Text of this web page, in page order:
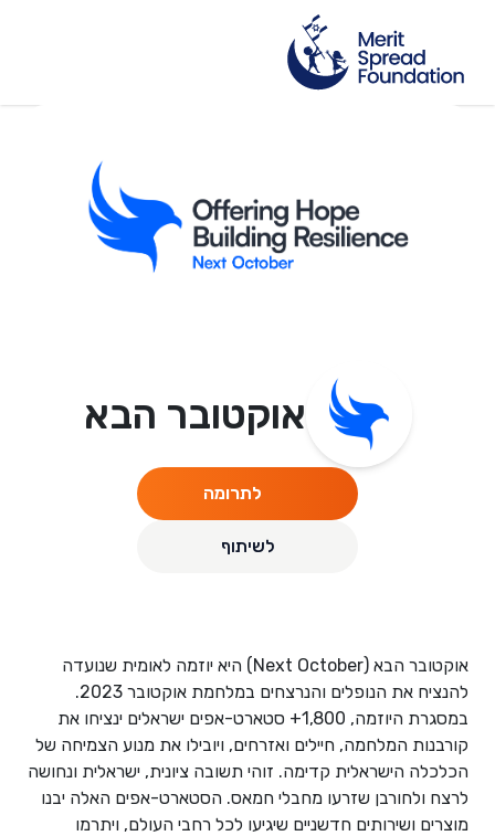
אוקטובר הבא
לתרומה
לשיתוף
אוקטובר הבא (Next October) היא יוזמה לאומית שנועדה
להנציח את הנופלים והנרצחים במלחמת אוקטובר 2023.
במסגרת היוזמה, 1,800+ סטארט-אפים ישראלים ינציחו את
קורבנות המלחמה, חיילים ואזרחים, ויובילו את מנוע הצמיחה של
הכלכלה הישראלית קדימה. זוהי תשובה ציונית, ישראלית ונחושה
לרצח ולחורבן שזרעו מחבלי חמאס. הסטארט-אפים האלה יבנו
מוצרים ושירותים חדשניים שיגיעו לכל רחבי העולם, ויתרמו